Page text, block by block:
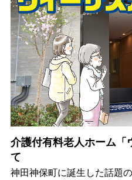
介護付有料老人ホーム「
て
神田神保町に誕生した話題